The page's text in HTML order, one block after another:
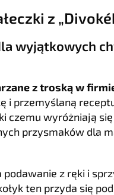
z
wyjątkowych
z troską w
i przemyślaną
czemu wyróżniają
przysmaków dla
z ręki i
ten przyda się